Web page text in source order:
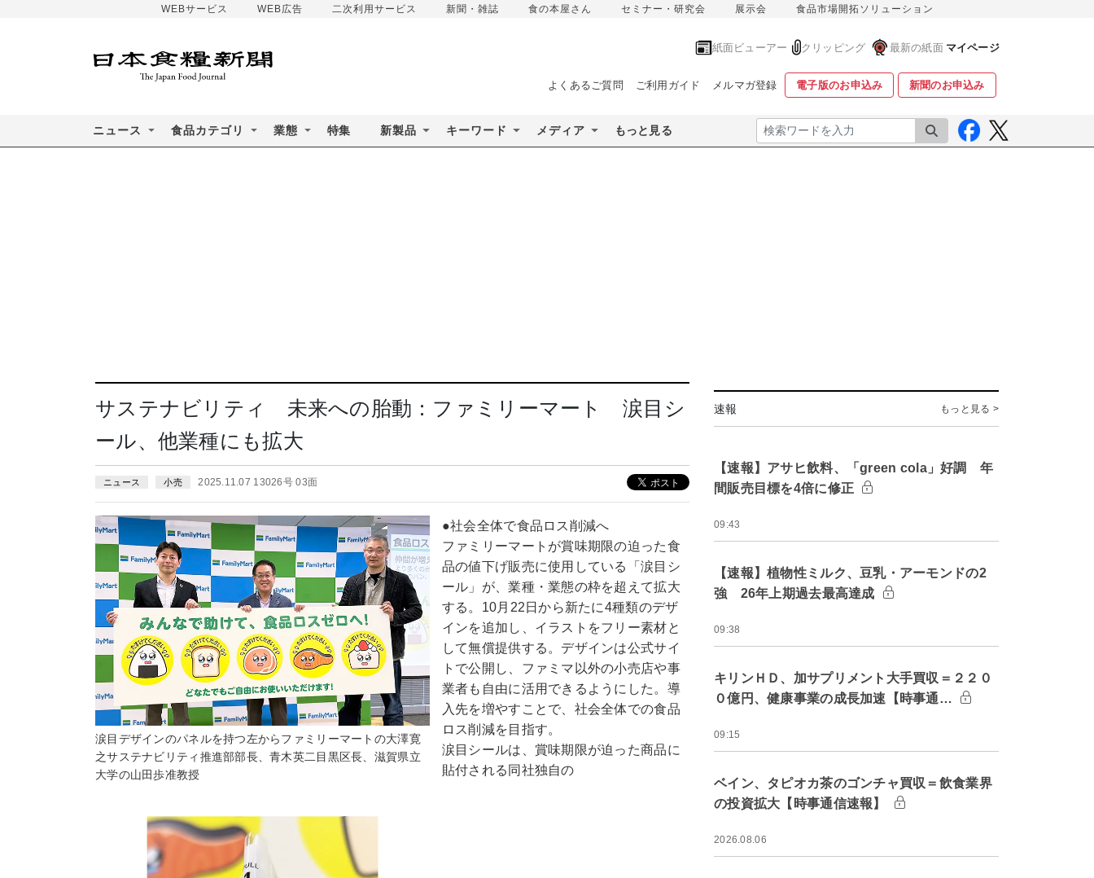
WEBサービス WEB広告 二次利用サービス 新聞・雑誌 食の本屋さん セミナー・研究会 展示会 食品市場開拓ソリューション
紙面ビューアー クリッピング 最新の紙面 マイページ
よくあるご質問 ご利用ガイド メルマガ登録 電子版のお申込み 新聞のお申込み
ニュース 食品カテゴリ 業態 特集 新製品 キーワード メディア もっと見る 検索
サステナビリティ 未来への胎動：ファミリーマート 涙目シ
ール、他業種にも拡大
ニュース 小売 2025.11.07 13026号 03面
涙目デザインのパネルを持つ左からファミリーマートの大澤寛
之サステナビリティ推進部部長、青木英二目黒区長、滋賀県立
大学の山田歩准教授
●社会全体で食品ロス削減へ
ファミリーマートが賞味期限の迫った食
品の値下げ販売に使用している「涙目シ
ール」が、業種・業態の枠を超えて拡大
する。10月22日から新たに4種類のデザ
インを追加し、イラストをフリー素材と
して無償提供する。デザインは公式サイ
トで公開し、ファミマ以外の小売店や事
業者も自由に活用できるようにした。導
入先を増やすことで、社会全体での食品
ロス削減を目指す。
涙目シールは、賞味期限が迫った商品に
貼付される同社独自の
速報 もっと見る >
【速報】アサヒ飲料、「green cola」好調 年
間販売目標を4倍に修正
09:43
【速報】植物性ミルク、豆乳・アーモンドの2
強 26年上期過去最高達成
09:38
キリンＨＤ、加サプリメント大手買収＝２２０
０億円、健康事業の成長加速【時事通…
09:15
ベイン、タピオカ茶のゴンチャ買収＝飲食業界
の投資拡大【時事通信速報】
2026.08.06